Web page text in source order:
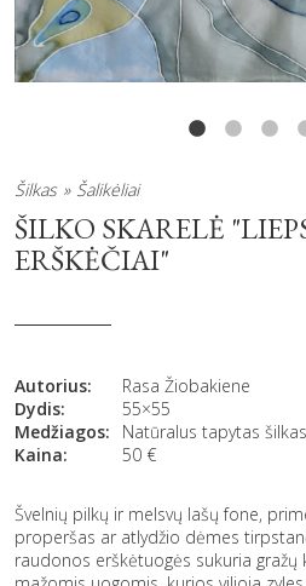
Šilkas Šalikėliai
ŠILKO SKARELĖ
ERŠKĖČIAI"
Autorius:
Rasa Žiobakiene
Dydis:
55×55
Medžiagos:
Natūralus tapytas šilkas
Kaina:
50 €
Švelnių pilkų ir melsvų lašų fone,
properšas ar atlydžio dėmes
raudonos erškėtuogės sukuria gražų